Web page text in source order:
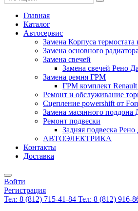
Главная
Каталог
Автосервис
Замена Корпуса
Замена основного
Замена свечей
Замена свечей Рено
Замена ремня ГРМ
ГРМ комплект
Ремонт и обслуживание
Сцепление powershift от
Замена масянного
Ремонт подвески
Задняя подвеска
АВТОЭЛЕКТРИКА
Контакты
Доставка
Войти
Регистрация
Тел: 8 (812) 715-41-84 Тел: 8 (812) 916-